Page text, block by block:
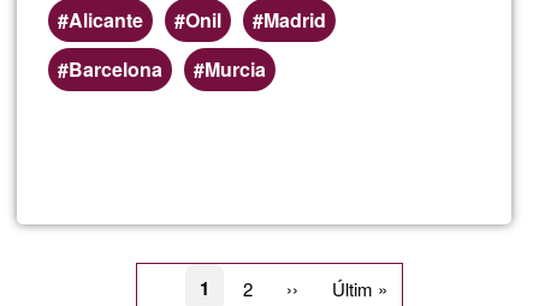
Alicante
Onil
Madrid
Barcelona
Murcia
Pàgina
1 Page
2
Pàgina
››
Última
Últim »